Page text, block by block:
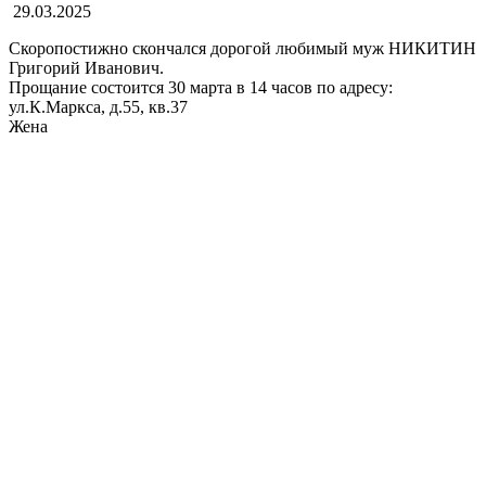
29.03.2025
Скоропостижно скончался дорогой любимый муж НИКИТИН
Григорий Иванович.
Прощание состоится 30 марта в 14 часов по адресу:
ул.К.Маркса, д.55, кв.37
Жена